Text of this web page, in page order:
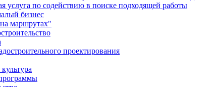
услуга по содействию в поиске подходящей работы
бизнес
маршрутах"
проектирования